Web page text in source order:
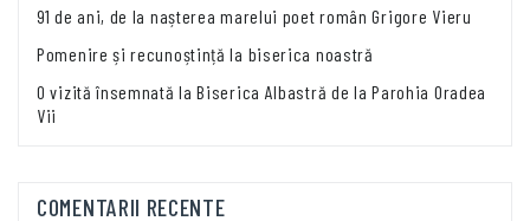
91 de ani, de la nașterea marelui poet român Grigore Vieru
Pomenire și recunoștință la biserica noastră
O vizită însemnată la Biserica Albastră de la Parohia Oradea
Vii
COMENTARII RECENTE